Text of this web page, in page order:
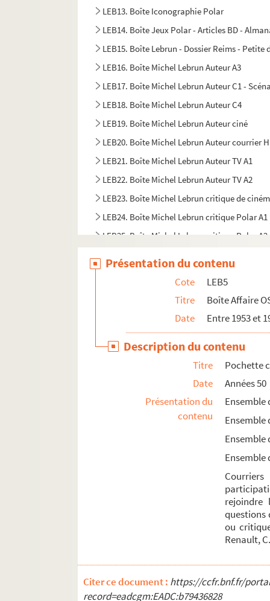
LEB13. Boîte Iconographie Polar
LEB14. Boîte Jeux Polar - Articles BD -
LEB15. Boîte Lebrun - Dossier Reims -
LEB16. Boîte Michel Lebrun Auteur A3
LEB17. Boîte Michel Lebrun Auteur C1 -
LEB18. Boîte Michel Lebrun Auteur C4
LEB19. Boîte Michel Lebrun Auteur ciné
LEB20. Boîte Michel Lebrun Auteur courrier
LEB21. Boîte Michel Lebrun Auteur TV A1
LEB22. Boîte Michel Lebrun Auteur TV A2
LEB23. Boîte Michel Lebrun critique de
LEB24. Boîte Michel Lebrun critique Polar A1
LEB25. Boîte Michel Lebrun critique Polar A2
LEB31. Boîte Michel Lebrun critique Polar C1
LEB32. Boîte Michel Lebrun critique Polar C2
LEB33. Boîte Michel Lebrun critique Polar C3
LEB34. Boîte Michel Lebrun directeur de
LEB35.1&2. Boîtes Michel Lebrun Divers
LEB36. Boîte Polar - Varia - Vieilles coupures
LEB37. Boîte Polar no 17 + Dossier Marc
LEB38. Boîte Polar no 18 - Nouvelles
LEB39. Boîte Presse – Année Du Polar –
LEB40. Boîte Projets - 86-88 - Almanach Du
LEB41. Boîte Un silence de mort -
Présentation du contenu
Cote
LEB5
Titre
Boîte Affaire
Date
Entre 1953 et
Description du contenu
Titre
Pochette
Date
Années 50
Présentation du
contenu
Ensemble
Ensemble
Ensemble
Ensemble
rejoindre
questions
ou
Renault,
Citer ce document : https://ccfr.bnf.fr/
record=eadcgm:EADC:b79436828